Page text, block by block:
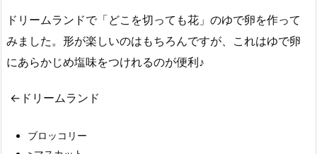
ドリームランドで「どこを切っても花」のゆで卵を作って
みました。形が楽しいのはもちろんですが、これはゆで卵
にあらかじめ塩味をつけれるのが便利♪
←ドリームランド
ブロッコリー